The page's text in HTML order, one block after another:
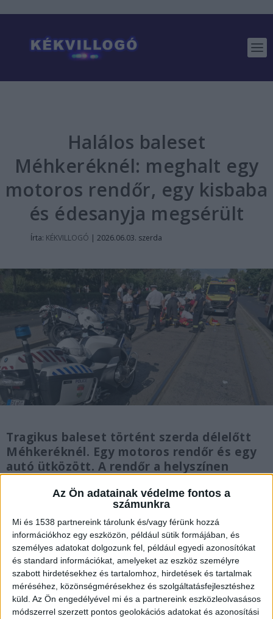
Az Ön adatainak védelme fontos a
számunkra
Mi és 1538 partnereink tárolunk és/vagy férünk hozzá
információkhoz egy eszközön, például sütik formájában, és
személyes adatokat dolgozunk fel, például egyedi azonosítókat
és standard információkat, amelyeket az eszköz személyre
szabott hirdetésekhez és tartalomhoz, hirdetések és tartalmak
méréséhez, közönségmérésekhez és szolgáltatásfejlesztéshez
küld. Az Ön engedélyével mi és a partnereink eszközleolvasásos
módszerrel szerzett pontos geolokációs adatokat és azonosítási
Halálos baleset
Méhkeréknél: meghalt egy
motoros rendőr, egy kisbaba
és édesanyja megsérült
Írta: KÉKVILLOGÓ | 2026.06.03. szerda
Tragikus baleset történt szerda délelőtt
Méhkeréknél. Egy motoros rendőr és egy
autó ütközött. A rendőr a helyszínen
és másfél éves gyermeke megsérült. A
helyszínre mentőhelikopter is
érkezett. FRISS!Újabb részletek a halálos
rendőrbalesetről: felesége és két
kisgyermeke gyászolja a szolgálat közben
elhunyt Szőllősi Tamást